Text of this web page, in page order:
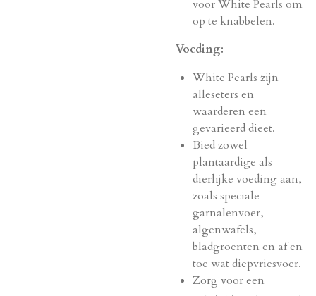
voor White Pearls om
op te knabbelen.
Voeding:
White Pearls zijn
alleseters en
waarderen een
gevarieerd dieet.
Bied zowel
plantaardige als
dierlijke voeding aan,
zoals speciale
garnalenvoer,
algenwafels,
bladgroenten en af en
toe wat diepvriesvoer.
Zorg voor een